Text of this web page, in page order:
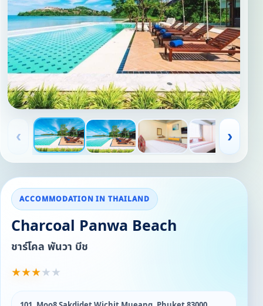
‹ ›
ACCOMMODATION IN THAILAND
Charcoal Panwa Beach
ชาร์โคล พันวา บีช
★★★★★